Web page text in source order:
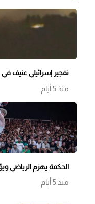
تفجير إسرائيلي عنيف
منذ 5 أيام
الحكمة يهزم الرياضي
منذ 5 أيام